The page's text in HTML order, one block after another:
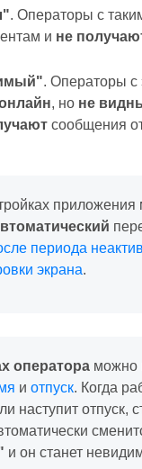
. Операторы с
и не
. Операторы с
, но не
сообщения
приложения
периода
экрана.
оператора можно
и отпуск. Когда
наступит отпуск,
и он станет